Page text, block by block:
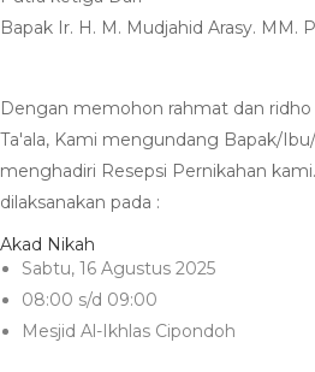
Bapak Ir. H. M. Mudjahid Arasy. MM.
Dengan memohon rahmat dan ridho
Ta'ala, Kami mengundang Bapak/
menghadiri Resepsi Pernikahan
dilaksanakan pada :
Akad Nikah
Sabtu, 16 Agustus 2025
08:00 s/d 09:00
Mesjid Al-Ikhlas Cipondoh